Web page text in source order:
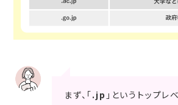
まず、「.jp 」というトップレ